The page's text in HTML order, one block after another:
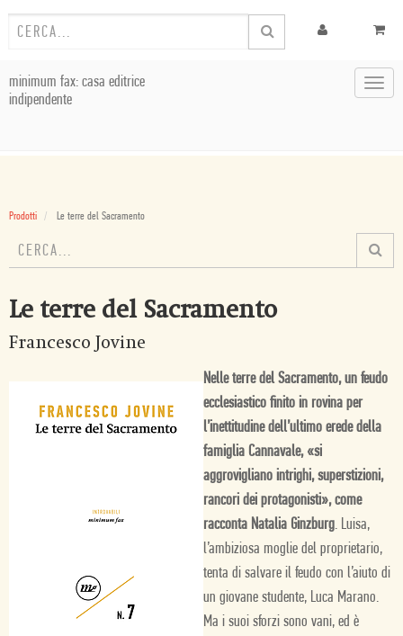
minimum fax: casa editrice
indipendente
Prodotti Le terre del Sacramento
Le terre del Sacramento
Francesco Jovine
Nelle terre del Sacramento, un feudo
ecclesiastico finito in rovina per
l’inettitudine dell’ultimo erede della
famiglia Cannavale, «si
aggrovigliano intrighi, superstizioni,
rancori dei protagonisti», come
racconta Natalia Ginzburg. Luisa,
l’ambiziosa moglie del proprietario,
tenta di salvare il feudo con l’aiuto di
un giovane studente, Luca Marano.
Ma i suoi sforzi sono vani, ed è